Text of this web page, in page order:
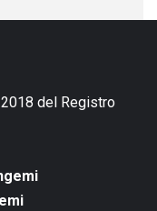
del Registro